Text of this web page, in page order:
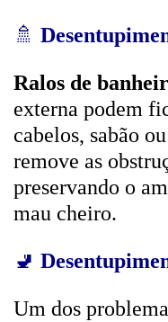
🚿
Ralos de
externa podem
cabelos, sabão
remove as
preservando o
mau cheiro.
🚽
Um dos